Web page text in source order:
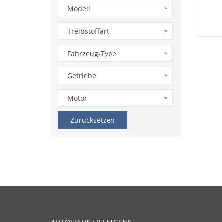
Modell
Treibstoffart
Fahrzeug-Type
Getriebe
Motor
Zurücksetzen